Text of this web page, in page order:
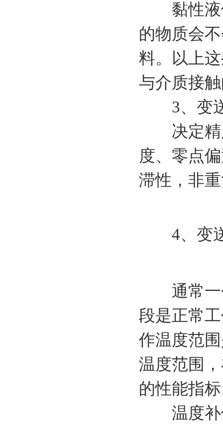
黏性液体
的物质会
料。以上
与介质接
3、变送
决定精度
度、零点
滞性，非
4、变送
通常一个
段是正常
作温度范
温度范围
的性能指
温度补偿